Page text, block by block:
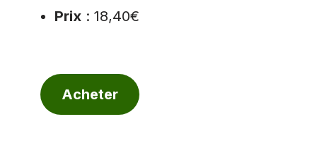
Prix: 18,40€
Acheter